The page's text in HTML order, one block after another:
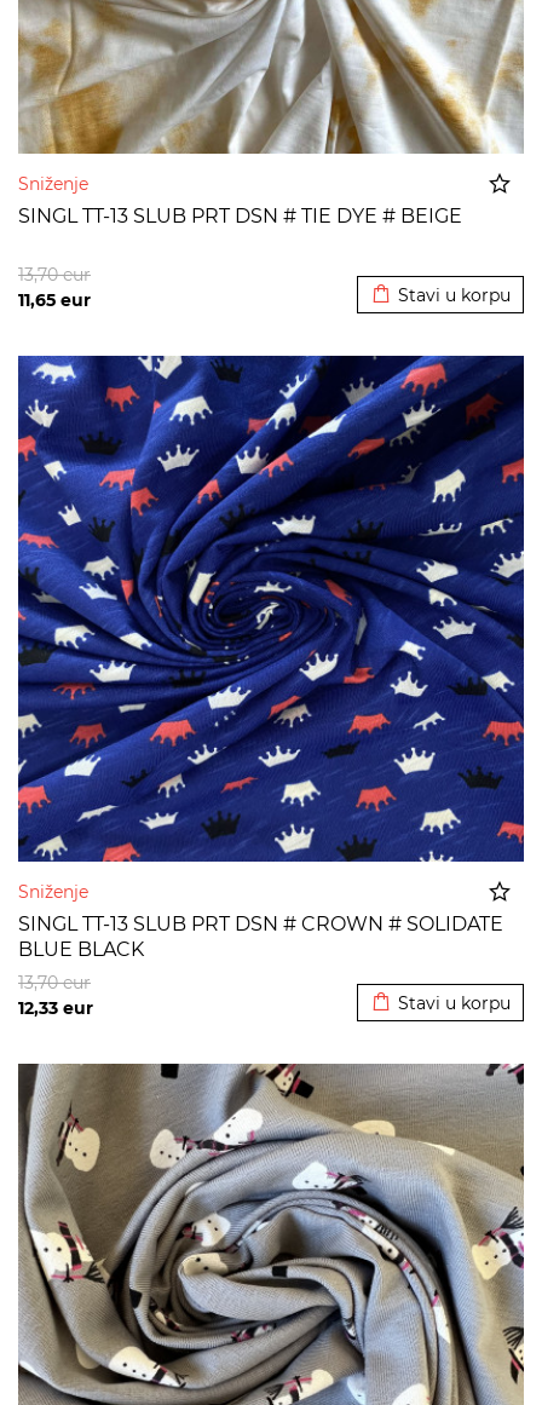
Sniženje
SINGL TT-13 SLUB PRT DSN # TIE DYE # BEIGE
11,65 eur
13,70eur
Stavi u korpu
Sniženje
SINGL TT-13 SLUB PRT DSN # CROWN # SOLIDATE
BLUE BLACK
12,33 eur
13,70eur
Stavi u korpu